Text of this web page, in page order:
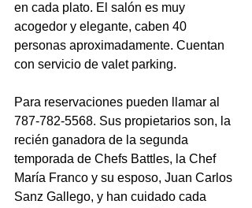
en cada plato. El salón es muy
acogedor y elegante, caben 40
personas aproximadamente. Cuentan
con servicio de valet parking.
Para reservaciones pueden llamar al
787-782-5568. Sus propietarios son, la
recién ganadora de la segunda
temporada de Chefs Battles, la Chef
María Franco y su esposo, Juan Carlos
Sanz Gallego, y han cuidado cada